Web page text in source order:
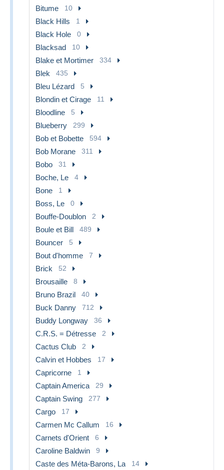
Bitume 10
Black Hills 1
Black Hole 0
Blacksad 10
Blake et Mortimer 334
Blek 435
Bleu Lézard 5
Blondin et Cirage 11
Bloodline 5
Blueberry 299
Bob et Bobette 594
Bob Morane 311
Bobo 31
Boche, Le 4
Bone 1
Boss, Le 0
Bouffe-Doublon 2
Boule et Bill 489
Bouncer 5
Bout d'homme 7
Brick 52
Brousaille 8
Bruno Brazil 40
Buck Danny 712
Buddy Longway 36
C.R.S. = Détresse 2
Cactus Club 2
Calvin et Hobbes 17
Capricorne 1
Captain America 29
Captain Swing 277
Cargo 17
Carmen Mc Callum 16
Carnets d'Orient 6
Caroline Baldwin 9
Caste des Méta-Barons, La 14